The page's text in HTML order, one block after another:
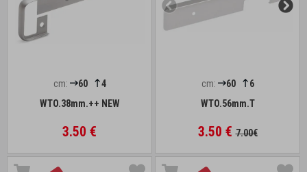
cm: 60
4
WTO.38mm.++ NEW
3.50 €
cm: 60
6
WTO.56mm.T
3.50 €7.00€